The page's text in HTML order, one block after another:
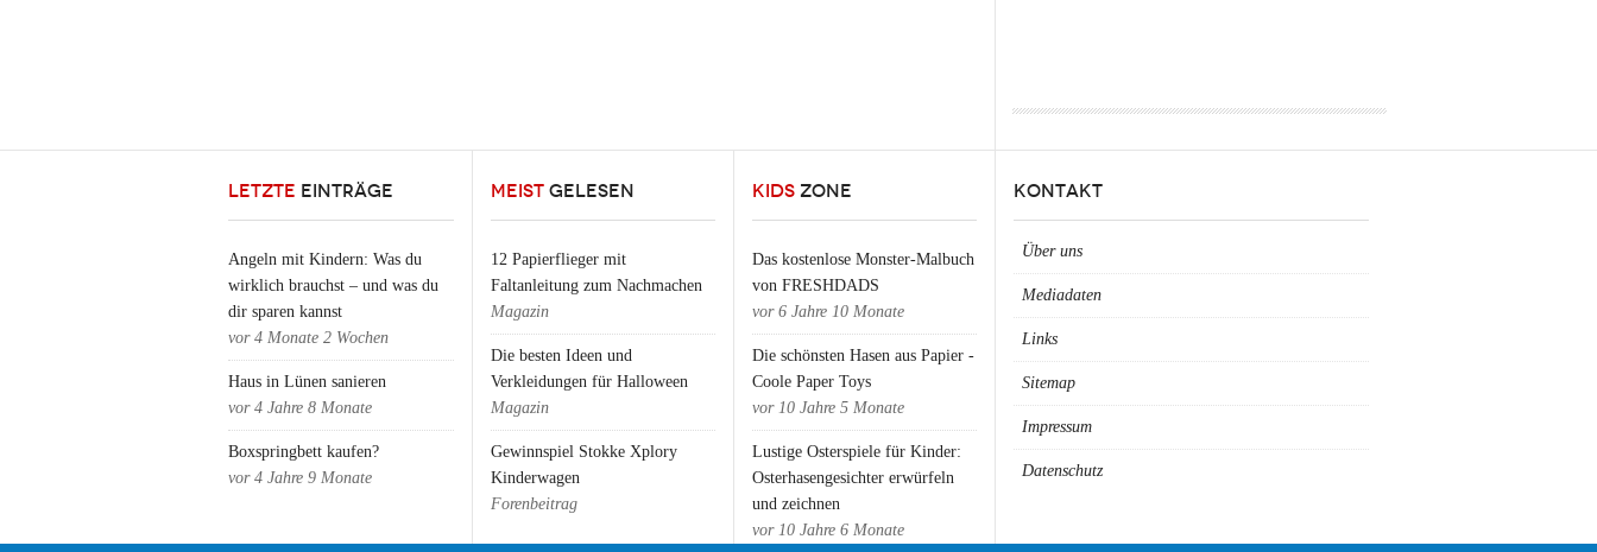
LETZTE EINTRÄGE
Angeln mit Kindern: Was du
wirklich brauchst – und was du
dir sparen kannst
vor 4 Monate 2 Wochen
Haus in Lünen sanieren
vor 4 Jahre 8 Monate
Boxspringbett kaufen?
vor 4 Jahre 9 Monate
MEIST GELESEN
12 Papierflieger mit
Faltanleitung zum Nachmachen
Magazin
Die besten Ideen und
Verkleidungen für Halloween
Magazin
Gewinnspiel Stokke Xplory
Kinderwagen
Forenbeitrag
KIDS ZONE
Das kostenlose Monster-Malbuch
von FRESHDADS
vor 6 Jahre 10 Monate
Die schönsten Hasen aus Papier -
Coole Paper Toys
vor 10 Jahre 5 Monate
Lustige Osterspiele für Kinder:
Osterhasengesichter erwürfeln
und zeichnen
vor 10 Jahre 6 Monate
KONTAKT
Über uns
Mediadaten
Links
Sitemap
Impressum
Datenschutz